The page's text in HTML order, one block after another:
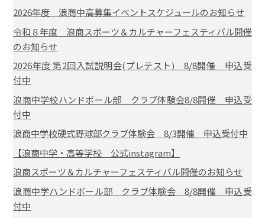
2026年度 浪商中高募集イベントスケジュールのお知らせ
令和８年度 浪商スポーツ＆カルチャーフェスティバル開催
のお知らせ
2026年度 第2回入試説明会(プレテスト) 8/8開催 申込受
付中
浪商中学校ハンドボール部 クラブ体験会8/8開催 申込受
付中
浪商中学校硬式野球部クラブ体験会 8/3開催 申込受付中
【浪商中学・高等学校 公式instagram】
浪商スポーツ＆カルチャーフェスティバル開催のお知らせ
浪商中学ハンドボール部 クラブ体験会 8/8開催 申込受
付中